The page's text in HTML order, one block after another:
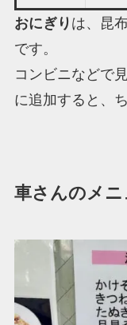
おにぎり は、昆
です。
コンビニなどで
に追加すると、
車さんのメニ